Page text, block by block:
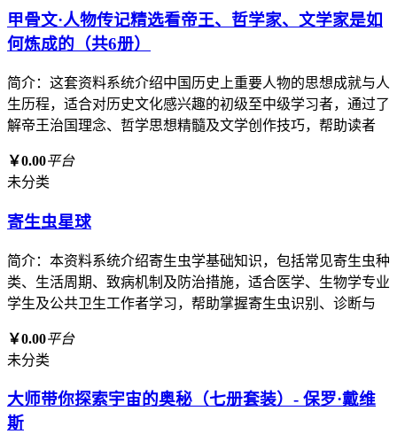
甲骨文·人物传记精选看帝王、哲学家、文学家是如
何炼成的（共6册）
简介：这套资料系统介绍中国历史上重要人物的思想成就与人
生历程，适合对历史文化感兴趣的初级至中级学习者，通过了
解帝王治国理念、哲学思想精髓及文学创作技巧，帮助读者
￥0.00平台
未分类
寄生虫星球
简介：本资料系统介绍寄生虫学基础知识，包括常见寄生虫种
类、生活周期、致病机制及防治措施，适合医学、生物学专业
学生及公共卫生工作者学习，帮助掌握寄生虫识别、诊断与
￥0.00平台
未分类
大师带你探索宇宙的奥秘（七册套装）- 保罗·戴维
斯